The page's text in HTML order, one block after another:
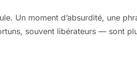
Un moment d’absurdité, une
souvent libérateurs — sont